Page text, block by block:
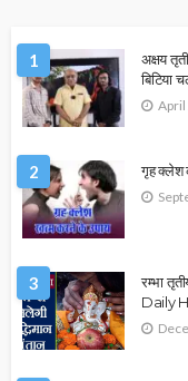
1
अक्षय
बिटिया
April
2 गृह क्लेश
3
रम्भा
Daily